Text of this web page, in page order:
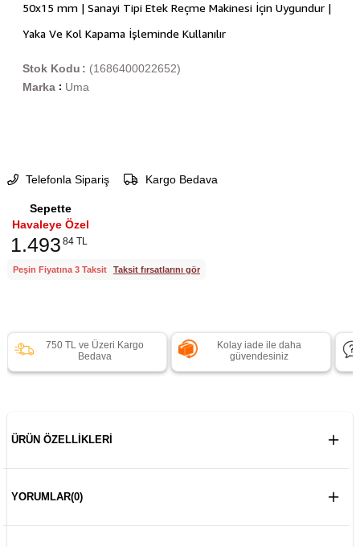
50x15 mm | Sanayi Tipi Etek Reçme Makinesi İçin Uygundur |
Yaka Ve Kol Kapama İşleminde Kullanılır
(1686400022652)
Stok Kodu
Marka : Uma
Telefonla Sipariş Kargo Bedava
Sepette
Havaleye Özel
1.493 84 TL
Peşin Fiyatına 3 Taksit Taksit fırsatlarını gör
750 TL ve Üzeri Kargo
Bedava
Kolay iade ile daha
güvendesiniz
ÜRÜN ÖZELLIKLERI
YORUMLAR(0)